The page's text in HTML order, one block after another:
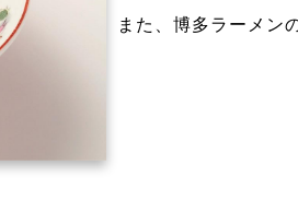
また、博多ラーメン